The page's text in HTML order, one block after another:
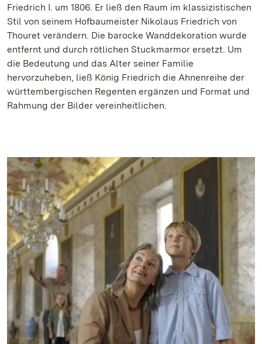
Friedrich I. um 1806. Er ließ den Raum im klassizistischen
Stil von seinem Hofbaumeister Nikolaus Friedrich von
Thouret verändern. Die barocke Wanddekoration wurde
entfernt und durch rötlichen Stuckmarmor ersetzt. Um
die Bedeutung und das Alter seiner Familie
hervorzuheben, ließ König Friedrich die Ahnenreihe der
württembergischen Regenten ergänzen und Format und
Rahmung der Bilder vereinheitlichen.